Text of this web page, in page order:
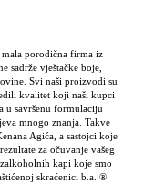
porodična firma iz
sadrže vještačke boje,
Svi naši proizvodi su
kvalitet koji naši kupci
u savršenu formulaciju
mnogo znanja. Takve
Agića, a sastojci koje
za očuvanje vašeg
kapi koje smo
skraćenici b.a. ®